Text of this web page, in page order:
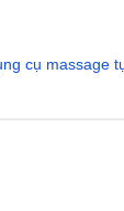
cụ massage